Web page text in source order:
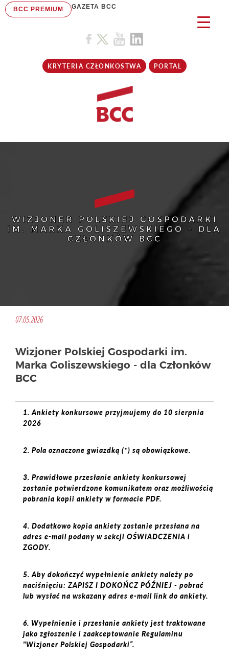
BCC PREMIUM GAZETA BCC
KRYTERIA CZŁONKOSTWA PORTAL
WIZJONER POLSKIEJ GOSPODARKI
IM. MARKA GOLISZEWSKIEGO – DLA
CZŁONKÓW BCC
07.05.2026
Wizjoner Polskiej Gospodarki im.
Marka Goliszewskiego - dla Członków
BCC
1. Ankiety konkursowe przyjmujemy do 10 sierpnia
2026
2. Pola oznaczone gwiazdką (*) są obowiązkowe.
3. Prawidłowe przesłanie ankiety konkursowej
zostanie potwierdzone komunikatem oraz możliwością
pobrania kopii ankiety w formacie PDF.
4. Dodatkowo kopia ankiety zostanie przesłana na
adres e-mail podany w sekcji OŚWIADCZENIA i
ZGODY.
5. Aby dokończyć wypełnienie ankiety należy po
naciśnięciu: ZAPISZ I DOKOŃCZ PÓŹNIEJ - pobrać
lub wysłać na wskazany adres e-mail link do ankiety.
6. Wypełnienie i przesłanie ankiety jest traktowane
jako zgłoszenie i zaakceptowanie Regulaminu
"Wizjoner Polskiej Gospodarki”.